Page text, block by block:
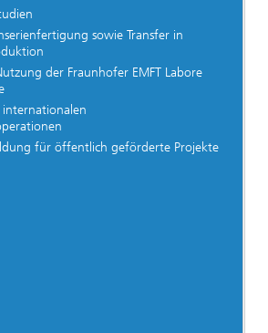
sowie Transfer in
der Fraunhofer EMFT Labore
für öffentlich geförderte Projekte